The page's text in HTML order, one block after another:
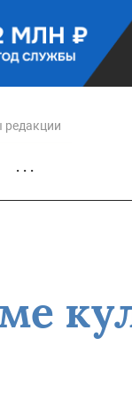
редакции
. . .